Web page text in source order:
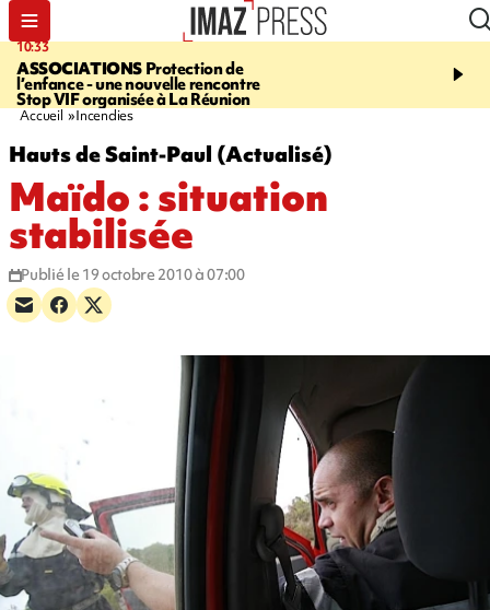
10:33
ASSOCIATIONSProtection de
l’enfance - une nouvelle rencontre
Stop VIF organisée à La Réunion
15:03
Vaste feu
l'ouest du pays, 20.000
Accueil Incendies
Hauts de Saint-Paul (Actualisé)
Maïdo : situation
stabilisée
Publié le 19 octobre 2010 à 07:00